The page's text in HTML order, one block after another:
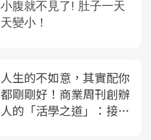
人生的不如意，其實配你
都剛剛好！商業周刊創辦
人的「活學之道」：接受